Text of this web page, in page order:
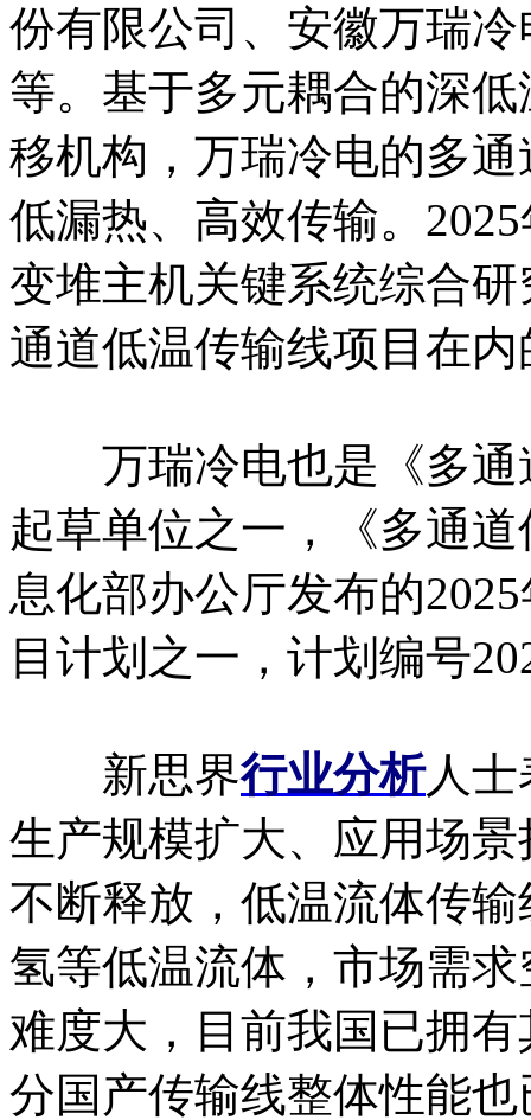
份有限公司、安徽万瑞
等。基于多元耦合的深
移机构，万瑞冷电的多
低漏热、高效传输。
变堆主机关键系统综合
通道低温传输线项目在
万瑞冷电也是《多通
起草单位之一，《多通
息化部办公厅发布的
目计划之一，计划编号
新思界行业分析人士
生产规模扩大、应用场
不断释放，低温流体传
氢等低温流体，市场需
难度大，目前我国已拥
分国产传输线整体性能